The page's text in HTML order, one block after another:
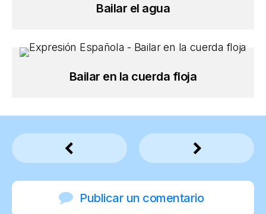
Bailar el agua
Bailar en la cuerda floja
Publicar un comentario